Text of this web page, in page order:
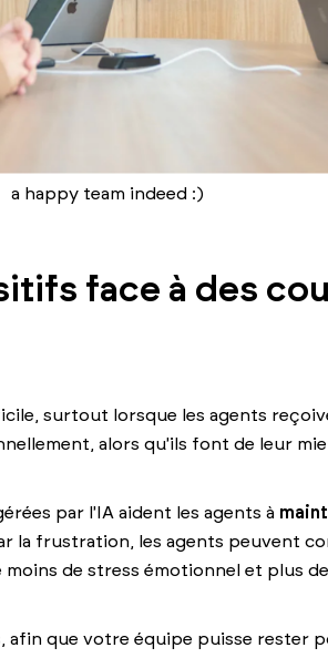
a happy team indeed :)
face à des
surtout lorsque les agents
alors qu'ils font de leur
par l'IA aident les agents à
la frustration, les agents peuvent
moins de stress émotionnel et plus
afin que votre équipe puisse rester